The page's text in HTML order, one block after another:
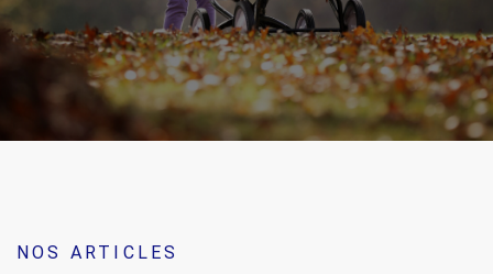
NOS ARTICLES